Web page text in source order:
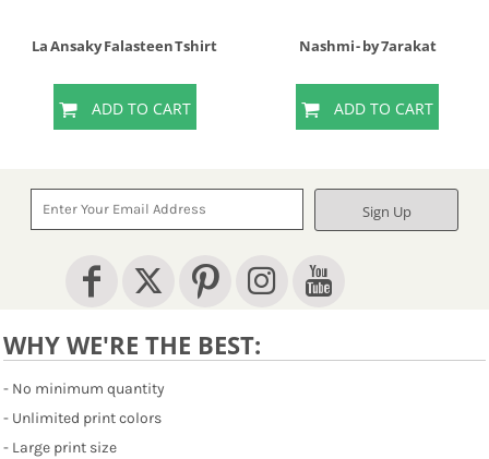
La Ansaky Falasteen Tshirt
ADD TO CART
Nashmi - by 7arakat
ADD TO CART
Sign Up
WHY WE'RE THE BEST:
- No minimum quantity
- Unlimited print colors
- Large print size